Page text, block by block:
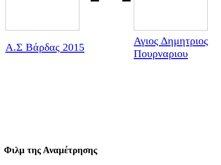
Α.Σ Βάρδας 2015
Αγιος Δημητριος
Πουρναριου
Φιλμ της Αναμέτρησης